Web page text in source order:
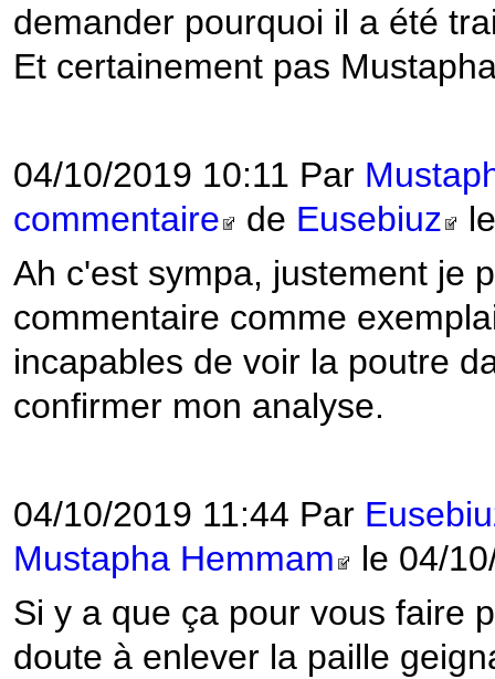
demander pourquoi il a été
Et certainement pas
04/10/2019 10:11 Par
commentaire
de Eusebiuz
Ah c'est sympa, justement je
commentaire comme
incapables de voir la poutre
confirmer mon analyse.
04/10/2019 11:44 Par
Mustapha Hemmam
le 04/
Si y a que ça pour vous faire
doute à enlever la paille